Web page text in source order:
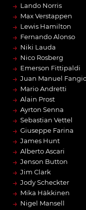
→ Lando Norris
→ Max Verstappen
→ Lewis Hamilton
→ Fernando Alonso
→ Niki Lauda
→ Nico Rosberg
→ Emerson Fittipaldi
→ Juan Manuel
→ Mario Andretti
→ Alain Prost
→ Ayrton Senna
→ Sebastian Vettel
→ Giuseppe Farina
→ James Hunt
→ Alberto Ascari
→ Jenson Button
→ Jim Clark
→ Jody Scheckter
→ Mika Häkkinen
→ Nigel Mansell